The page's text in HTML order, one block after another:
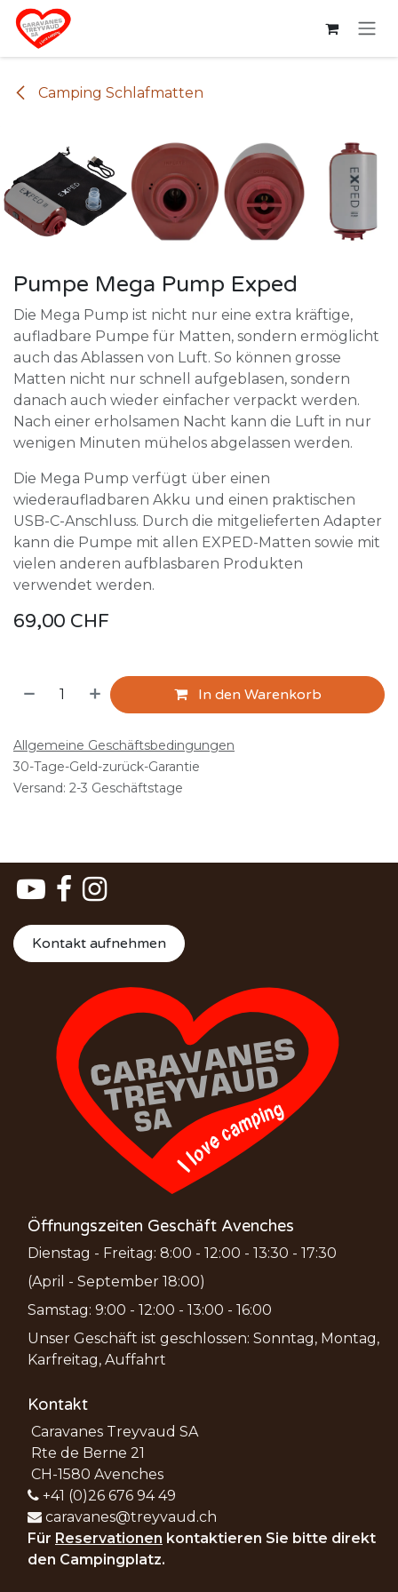
Zum Inhalt springen
Camping Schlafmatten
Pumpe Mega Pump Exped
Die Mega Pump ist nicht nur eine extra kräftige,
aufladbare Pumpe für Matten, sondern ermöglicht
auch das Ablassen von Luft. So können grosse
Matten nicht nur schnell aufgeblasen, sondern
danach auch wieder einfacher verpackt werden.
Nach einer erholsamen Nacht kann die Luft in nur
wenigen Minuten mühelos abgelassen werden.
Die Mega Pump verfügt über einen
wiederaufladbaren Akku und einen praktischen
USB-C-Anschluss. Durch die mitgelieferten Adapter
kann die Pumpe mit allen EXPED-Matten sowie mit
vielen anderen aufblasbaren Produkten
verwendet werden.
69,00 CHF
In den Warenkorb
Allgemeine Geschäftsbedingungen
30-Tage-Geld-zurück-Garantie
Versand: 2-3 Geschäftstage
Kontakt aufnehmen
Öffnungszeiten Geschäft Avenches
Dienstag - Freitag: 8:00 - 12:00 - 13:30 - 17:30
(April - September 18:00)
Samstag: 9:00 - 12:00 - 13:00 - 16:00
Unser Geschäft ist geschlossen: Sonntag, Montag,
Karfreitag, Auffahrt
Kontakt
Caravanes Treyvaud SA
Rte de Berne 21
CH-1580 Avenches
+41 (0)26 676 94 49
caravanes@treyvaud.ch
Für Reservationen kontaktieren Sie bitte direkt
den Campingplatz.